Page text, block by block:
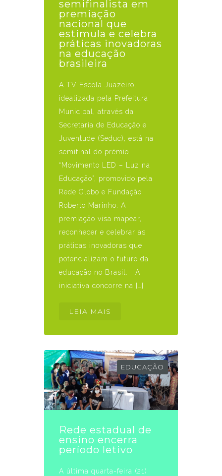
semifinalista em
premiação
nacional que
estimula e celebra
práticas inovadoras
na educação
brasileira
A TV Escola Juazeiro,
idealizada pela Prefeitura
Municipal, através da
Secretaria de Educação e
Juventude (Seduc), está na
semifinal do prêmio
“Movimento LED – Luz na
Educação”, promovido pela
Rede Globo e Fundação
Roberto Marinho. A
premiação visa mapear,
reconhecer e celebrar as
práticas inovadoras que
potencializam o futuro da
educação no Brasil. A
iniciativa concorre na […]
LEIA MAIS
EDUCAÇÃO
Rede estadual de
ensino encerra
período letivo
A última quarta-feira (21)